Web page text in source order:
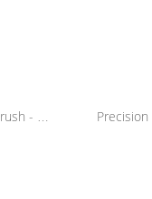
Precision Shader Brush - Medium...